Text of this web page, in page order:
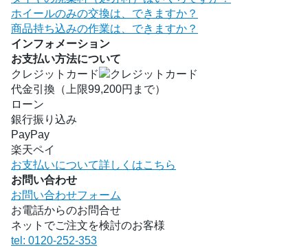
ホイールのみの交換は、できますか？
商品持ち込みの作業は、できますか？
インフォメーション
お支払い方法について
クレジットカード
代金引換（上限99,200円まで）
ローン
銀行振り込み
PayPay
楽天ペイ
お支払いについて詳しくはこちら
お問い合わせ
お問い合わせフォーム
お電話からのお問合せ
ネットでご注文を検討のお客様
tel: 0120-252-353